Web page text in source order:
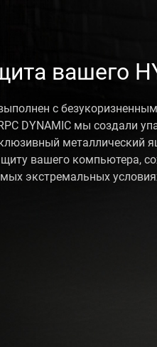
вашего
с
DYNAMIC мы создали
металлический
вашего компьютера,
экстремальных